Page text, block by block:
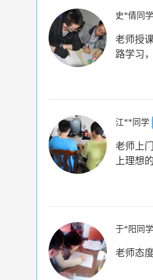
史*倩同学
老师授
路学习
江**同学
老师上
上理想
于*阳同学
老师态